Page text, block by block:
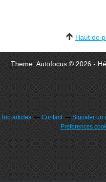
Haut de
Theme: Autofocus © 2026 -
Top articles Contact Signaler un
Préférences